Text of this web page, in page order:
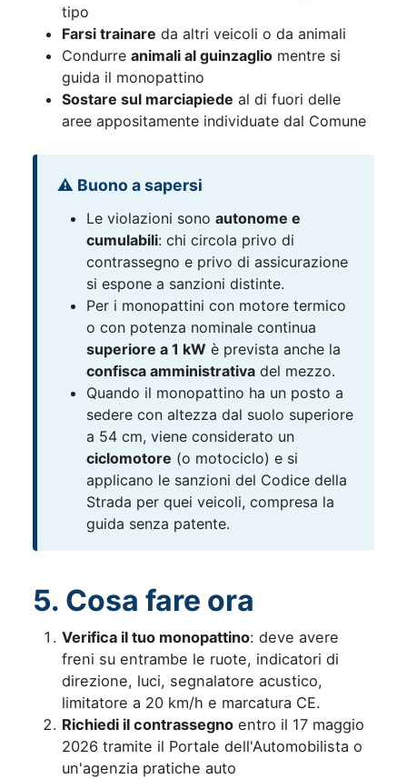
tipo
Farsi trainare da altri veicoli o da animali
Condurre animali al guinzaglio mentre si
guida il monopattino
Sostare sul marciapiede al di fuori delle
aree appositamente individuate dal Comune
⚠️ Buono a sapersi
Le violazioni sono autonome e
cumulabili: chi circola privo di
contrassegno e privo di assicurazione
si espone a sanzioni distinte.
Per i monopattini con motore termico
o con potenza nominale continua
superiore a 1 kW è prevista anche la
confisca amministrativa del mezzo.
Quando il monopattino ha un posto a
sedere con altezza dal suolo superiore
a 54 cm, viene considerato un
ciclomotore (o motociclo) e si
applicano le sanzioni del Codice della
Strada per quei veicoli, compresa la
guida senza patente.
5. Cosa fare ora
Verifica il tuo monopattino: deve avere
freni su entrambe le ruote, indicatori di
direzione, luci, segnalatore acustico,
limitatore a 20 km/h e marcatura CE.
Richiedi il contrassegno entro il 17 maggio
2026 tramite il Portale dell'Automobilista o
un'agenzia pratiche auto